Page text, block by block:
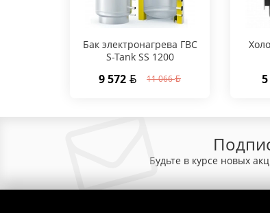
Бак электронагрева ГВС
S-Tank SS 1200
9 572 11 066
Будьте в курсе новых